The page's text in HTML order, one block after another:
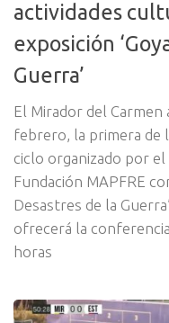
actividades
exposición
Guerra’
El Mirador del Carmen
febrero, la primera de
ciclo organizado por
Fundación MAPFRE
Desastres de la
ofrecerá la
horas